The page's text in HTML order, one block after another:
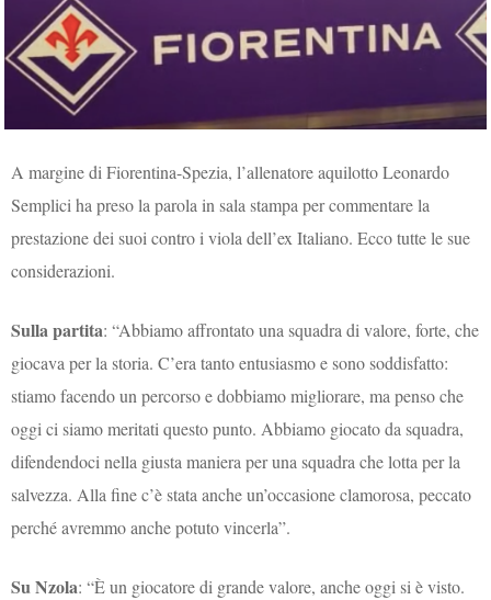
A margine di Fiorentina-Spezia, l’allenatore aquilotto Leonardo
Semplici ha preso la parola in sala stampa per commentare la
prestazione dei suoi contro i viola dell’ex Italiano. Ecco tutte le sue
considerazioni.
Sulla partita: “Abbiamo affrontato una squadra di valore, forte, che
giocava per la storia. C’era tanto entusiasmo e sono soddisfatto:
stiamo facendo un percorso e dobbiamo migliorare, ma penso che
oggi ci siamo meritati questo punto. Abbiamo giocato da squadra,
difendendoci nella giusta maniera per una squadra che lotta per la
salvezza. Alla fine c’è stata anche un’occasione clamorosa, peccato
perché avremmo anche potuto vincerla”.
Su Nzola: “È un giocatore di grande valore, anche oggi si è visto.